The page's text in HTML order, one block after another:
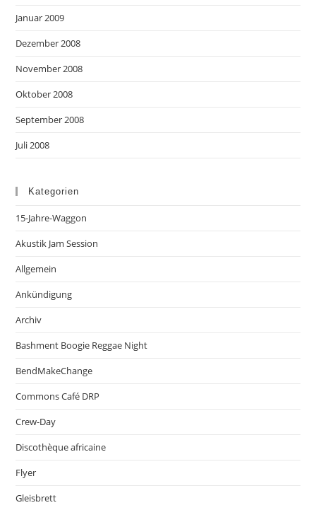
Januar 2009
Dezember 2008
November 2008
Oktober 2008
September 2008
Juli 2008
Kategorien
15-Jahre-Waggon
Akustik Jam Session
Allgemein
Ankündigung
Archiv
Bashment Boogie Reggae Night
BendMakeChange
Commons Café DRP
Crew-Day
Discothèque africaine
Flyer
Gleisbrett